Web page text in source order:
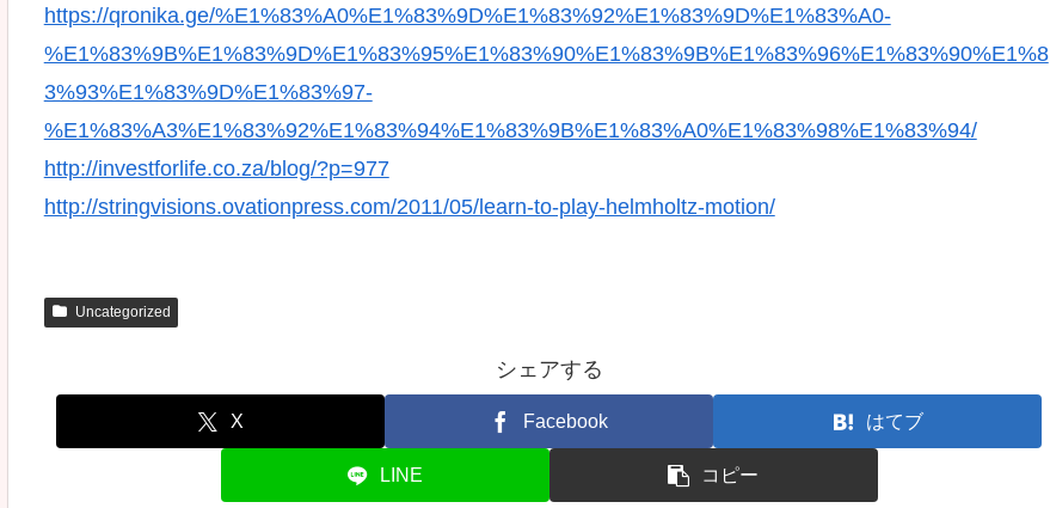
https://qronika.ge/%E1%83%A0%E1%83%9D%E1%83%92%E1%83%9D%E1%83%A0-
%E1%83%9B%E1%83%9D%E1%83%95%E1%83%90%E1%83%9B%E1%83%96%E1%83%90%E1%8
3%93%E1%83%9D%E1%83%97-
%E1%83%A3%E1%83%92%E1%83%94%E1%83%9B%E1%83%A0%E1%83%98%E1%83%94/
http://investforlife.co.za/blog/?p=977
http://stringvisions.ovationpress.com/2011/05/learn-to-play-helmholtz-motion/
Uncategorized
シェアする
X Facebook はてブ
LINE コピー